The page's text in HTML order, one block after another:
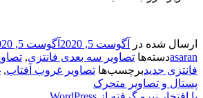
شده درآگوست 5, 2020 آگوست 5, 2020
تصاویر سه بعدی فانتزی,تصاویر
جدید برچسب‌هاتصاویر غروب آفتاب, غروب
تصاویر متحرک